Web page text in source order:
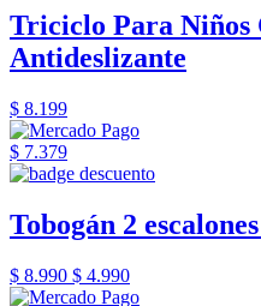
Triciclo Para Niños
Antideslizante
$ 8.199
$ 7.379
Tobogán 2
$ 8.990 $ 4.990